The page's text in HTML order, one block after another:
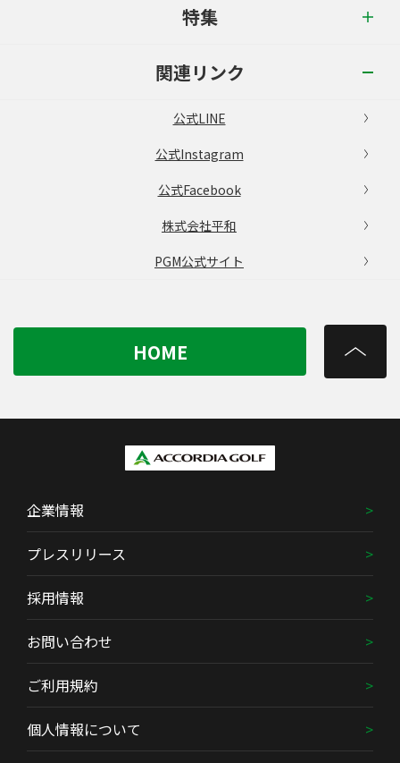
特集
関連リンク
公式LINE
公式Instagram
公式Facebook
株式会社平和
PGM公式サイト
HOME
企業情報
プレスリリース
採用情報
お問い合わせ
ご利用規約
個人情報について